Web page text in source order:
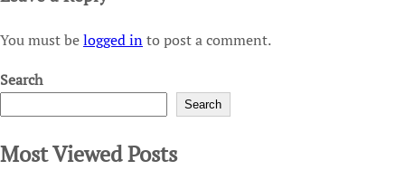
You must belogged into post a comment.
Search
Search
Most Viewed Posts